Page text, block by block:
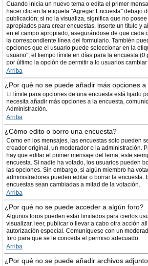
Cuando inicia un nuevo tema o edita el primer
hacer clic en la etiqueta "Agregar Encuesta" debajo
publicación; si no la visualiza, significa que no
apropiados para crear encuestas. Inserte un título y
en el campo apropiado, asegurándose de que cada
la correspondiente línea del formulario. También
opciones que el usuario puede seleccionar en la
usuario", el tiempo límite en días para la encuesta (0
por último la opción de permitir a lo usuarios cambiar
Arriba
¿Por qué no se puede añadir más opciones
El límite para opciones de una encuesta está fijado
necesita añadir más opciones a la encuesta,
Administración.
Arriba
¿Cómo edito o borro una encuesta?
Como en los mensajes, las encuestas solo pueden
creador original, un moderador o la administración.
hay que editar el primer mensaje del tema; este
encuesta. Si nadie ha votado, los usuarios pueden
las opciones. Sin embargo, si algún miembro ha
administradores pueden editar o borrar la encuesta.
encuestas sean cambiadas a mitad de la votación.
Arriba
¿Por qué no se puede acceder a algún foro?
Algunos foros pueden estar limitados para ciertos
visualizar, leer, publicar o llevar a cabo otra acción
autorización especial. Comuníquese con un
foro para que se le conceda el permiso adecuado.
Arriba
¿Por qué no se puede añadir archivos